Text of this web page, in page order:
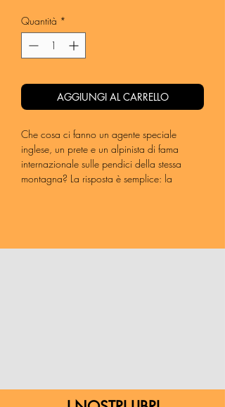
Quantità *
AGGIUNGI AL CARRELLO
Che cosa ci fanno un agente speciale
inglese, un prete e un alpinista di fama
internazionale sulle pendici della stessa
montagna? La risposta è semplice: la
medesimo ideale: la libertà. Dick Mallaby,
dell'amico fraterno e compagno di cordata